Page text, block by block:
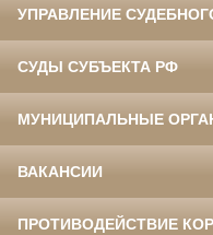
УПРАВЛЕНИЕ
СУДЫ СУБЪЕКТА РФ
МУНИЦИПАЛЬНЫЕ
ВАКАНСИИ
ПРОТИВОДЕЙСТВИЕ